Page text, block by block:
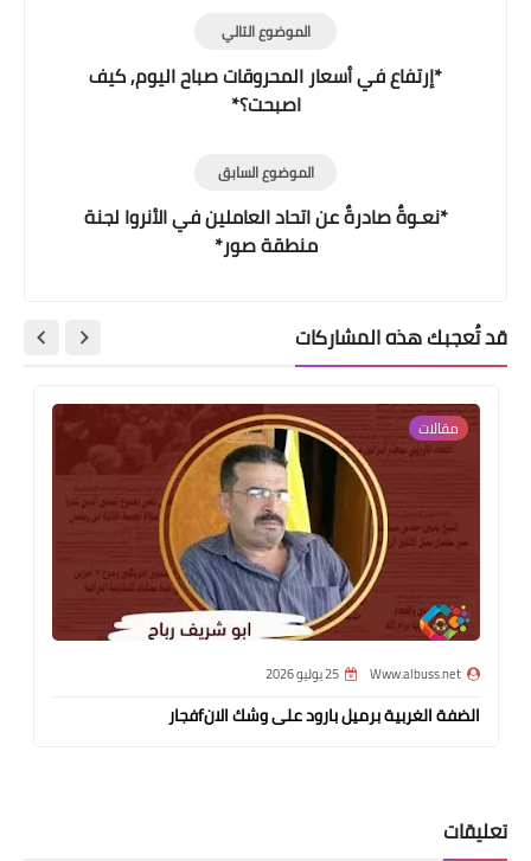
الموضوع التالي
*إرتفاع في أسعار المحروقات صباح اليوم, كيف
اصبحت؟*
الموضوع السابق
*نعـوةٌ صادرةٌ عن اتحاد العاملين في الأنروا لجنة
منطقة صور*
قد تُعجبك هذه المشاركات
مقالات
Www.albuss.net 25 يوليو 2026
الضفة الغربية برميل بارود على وشك الانfفجار
تعليقات